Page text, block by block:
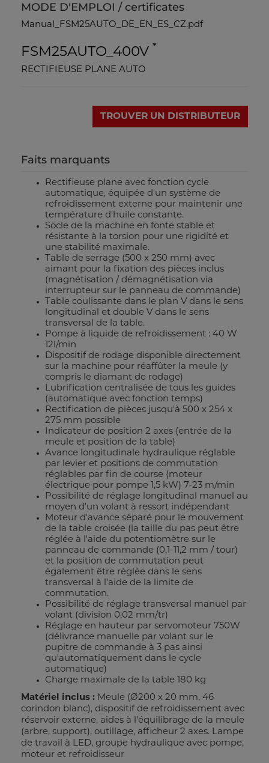
MODE D'EMPLOI / certificates
Manual_FSM25AUTO_DE_EN_ES_CZ.pdf
FSM25AUTO_400V *
RECTIFIEUSE PLANE AUTO
TROUVER UN DISTRIBUTEUR
Faits marquants
Rectifieuse plane avec fonction cycle
automatique, équipée d'un système de
refroidissement externe pour maintenir une
température d'huile constante.
Socle de la machine en fonte stable et
résistante à la torsion pour une rigidité et
une stabilité maximale.
Table de serrage (500 x 250 mm) avec
aimant pour la fixation des pièces inclus
(magnétisation / démagnétisation via
interrupteur sur le panneau de commande)
Table coulissante dans le plan V dans le sens
longitudinal et double V dans le sens
transversal de la table.
Pompe à liquide de refroidissement : 40 W
12l/min
Dispositif de rodage disponible directement
sur la machine pour réaffûter la meule (y
compris le diamant de rodage)
Lubrification centralisée de tous les guides
(automatique avec fonction temps)
Rectification de pièces jusqu'à 500 x 254 x
275 mm possible
Indicateur de position 2 axes (entrée de la
meule et position de la table)
Avance longitudinale hydraulique réglable
par levier et positions de commutation
réglables par fin de course (moteur
électrique pour pompe 1,5 kW) 7-23 m/min
Possibilité de réglage longitudinal manuel au
moyen d'un volant à ressort indépendant
Moteur d'avance séparé pour le mouvement
de la table croisée (la taille du pas peut être
réglée à l'aide du potentiomètre sur le
panneau de commande (0,1-11,2 mm / tour)
et la position de commutation peut
également être réglée dans le sens
transversal à l'aide de la limite de
commutation.
Possibilité de réglage transversal manuel par
volant (division 0,02 mm/tr)
Réglage en hauteur par servomoteur 750W
(délivrance manuelle par volant sur le
pupitre de commande à 3 pas ainsi
qu'automatiquement dans le cycle
automatique)
Charge maximale de la table 180 kg
Matériel inclus : Meule (Ø200 x 20 mm, 46
corindon blanc), dispositif de refroidissement avec
réservoir externe, aides à l'équilibrage de la meule
(arbre, support), outillage, afficheur 2 axes. Lampe
de travail à LED, groupe hydraulique avec pompe,
moteur et refroidisseur